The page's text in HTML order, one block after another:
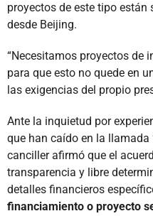
proyectos de este tipo
desde Beijing.
“Necesitamos proyectos de
para que esto no quede en
las exigencias del propio
Ante la inquietud por
que han caído en la llamada
canciller afirmó que el
transparencia y libre
detalles financieros
financiamiento o proyecto